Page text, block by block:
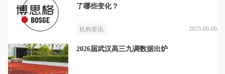
了哪些变化？
机构资讯 2025-06-06
2026届武汉高三九调数据出炉